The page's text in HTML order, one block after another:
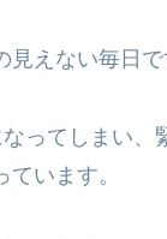
見えない毎日
ってしまい、
います。